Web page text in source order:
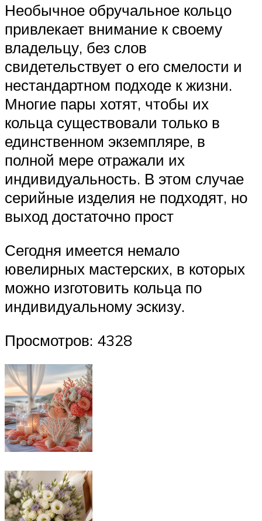
Необычное обручальное кольцо
привлекает внимание к своему
владельцу, без слов
свидетельствует о его смелости и
нестандартном подходе к жизни.
Многие пары хотят, чтобы их
кольца существовали только в
единственном экземпляре, в
полной мере отражали их
индивидуальность. В этом случае
серийные изделия не подходят, но
выход достаточно прост
Сегодня имеется немало
ювелирных мастерских, в которых
можно изготовить кольца по
индивидуальному эскизу.
Просмотров: 4328